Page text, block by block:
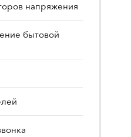
напряжения
бытовой